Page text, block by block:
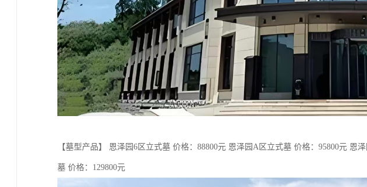
【墓型产品】 恩泽园6区立式墓 价格：88800元 恩泽园A区立式墓 价格：95800元 恩
墓 价格：129800元